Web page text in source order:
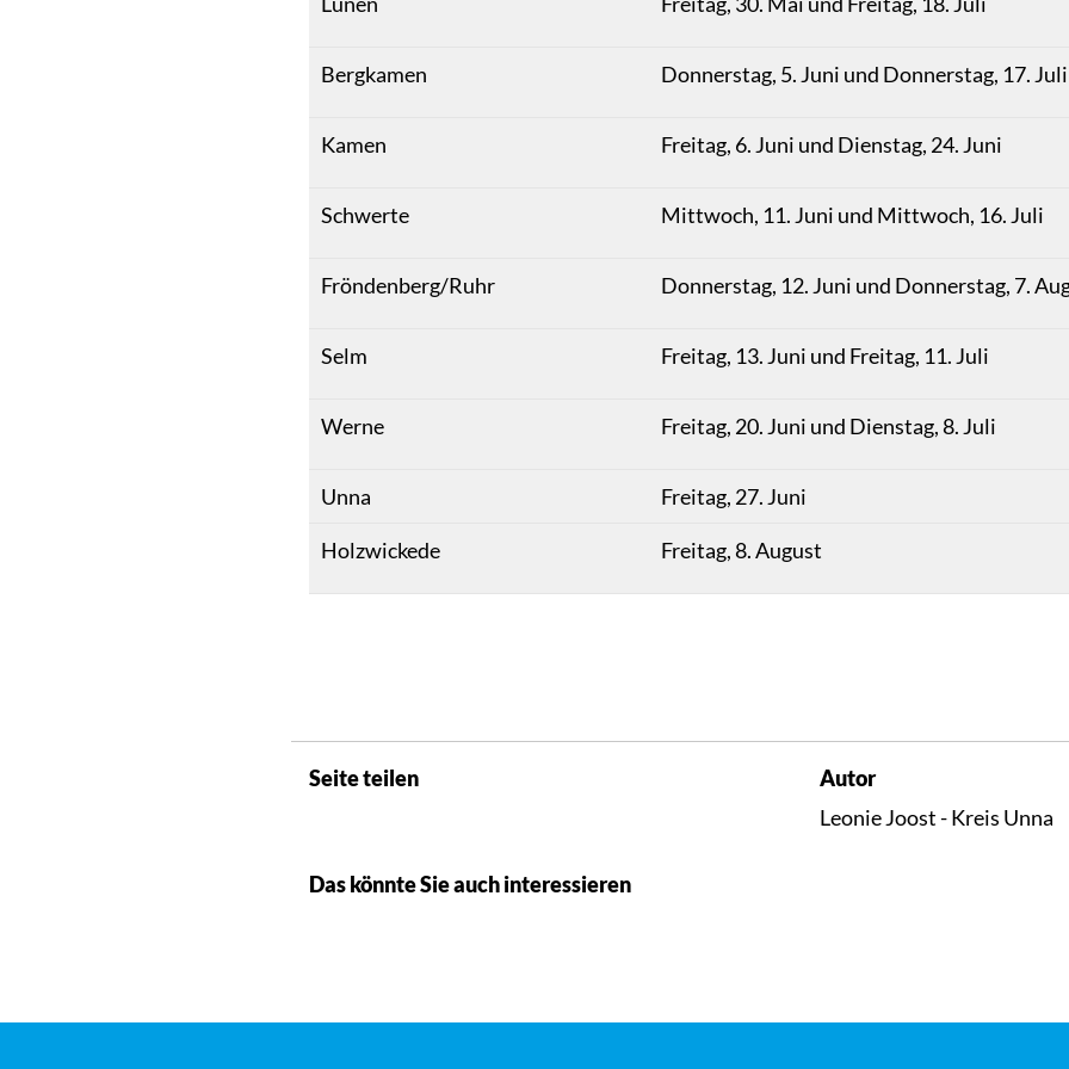
Bergkamen Donnerstag, 5. Juni und Donnerstag, 17. Juli
Kamen Freitag, 6. Juni und Dienstag, 24. Juni
Schwerte Mittwoch, 11. Juni und Mittwoch, 16. Juli
Fröndenberg/Ruhr Donnerstag, 12. Juni und Donnerstag, 7.
Selm Freitag, 13. Juni und Freitag, 11. Juli
Werne Freitag, 20. Juni und Dienstag, 8. Juli
Unna Freitag, 27. Juni
Holzwickede Freitag, 8. August
Seite teilen
Autor
Leonie Joost - Kreis Unna
Das könnte Sie auch interessieren